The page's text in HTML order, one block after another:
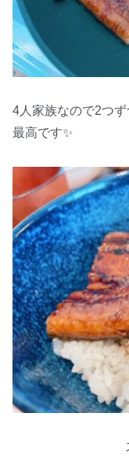
4人家族なので2つ
最高です✨